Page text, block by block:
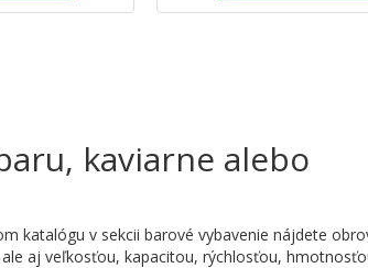
kaviarne alebo
katalógu v sekcii barové vybavenie nájdete
aj veľkosťou, kapacitou, rýchlosťou,